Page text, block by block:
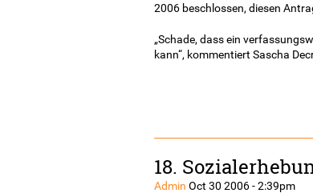
2006 beschlossen, diesen
„Schade, dass ein
kann“, kommentiert Sascha
18.
Admin Oct 30 2006 - 2:39pm